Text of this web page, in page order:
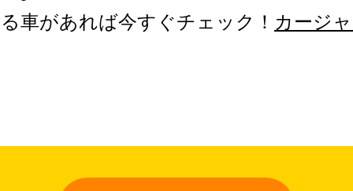
車があれば今すぐチェック！ カージ